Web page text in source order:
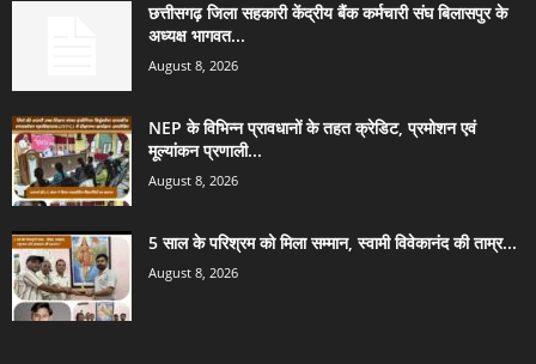
छत्तीसगढ़ जिला सहकारी केंद्रीय बैंक कर्मचारी संघ बिलासपुर के
अध्यक्ष भागवत...
August 8, 2026
NEP के विभिन्न प्रावधानों के तहत क्रेडिट, प्रमोशन एवं
मूल्यांकन प्रणाली...
August 8, 2026
5 साल के परिश्रम को मिला सम्मान, स्वामी विवेकानंद की ताम्र...
August 8, 2026